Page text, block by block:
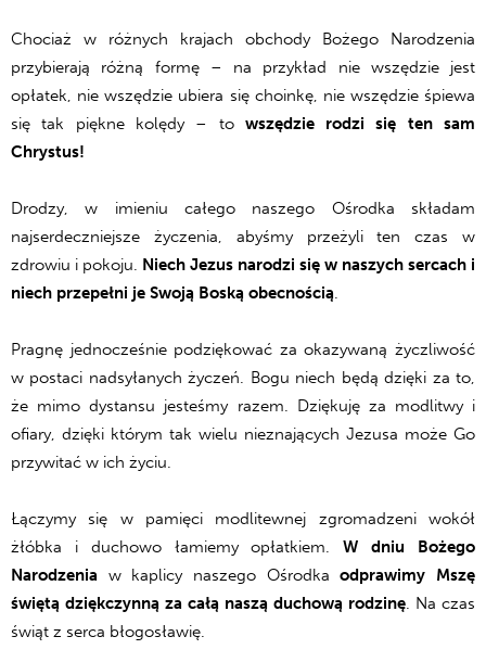
Chociaż w różnych krajach obchody Bożego Narodzenia
przybierają różną formę – na przykład nie wszędzie jest
opłatek, nie wszędzie ubiera się choinkę, nie wszędzie śpiewa
się tak piękne kolędy – to wszędzie rodzi się ten sam
Chrystus!
Drodzy, w imieniu całego naszego Ośrodka składam
najserdeczniejsze życzenia, abyśmy przeżyli ten czas w
zdrowiu i pokoju. Niech Jezus narodzi się w naszych sercach i
niech przepełni je Swoją Boską obecnością.
Pragnę jednocześnie podziękować za okazywaną życzliwość
w postaci nadsyłanych życzeń. Bogu niech będą dzięki za to,
że mimo dystansu jesteśmy razem. Dziękuję za modlitwy i
ofiary, dzięki którym tak wielu nieznających Jezusa może Go
przywitać w ich życiu.
Łączymy się w pamięci modlitewnej zgromadzeni wokół
żłóbka i duchowo łamiemy opłatkiem.W dniu Bożego
Narodzenia w kaplicy naszego Ośrodkaodprawimy Mszę
świętą dziękczynną za całą naszą duchową rodzinę. Na czas
świąt z serca błogosławię.